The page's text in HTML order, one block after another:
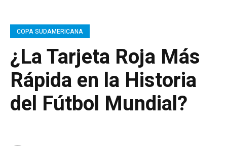
COPA SUDAMERICANA
¿La Tarjeta Roja Más
Rápida en la Historia
del Fútbol Mundial?